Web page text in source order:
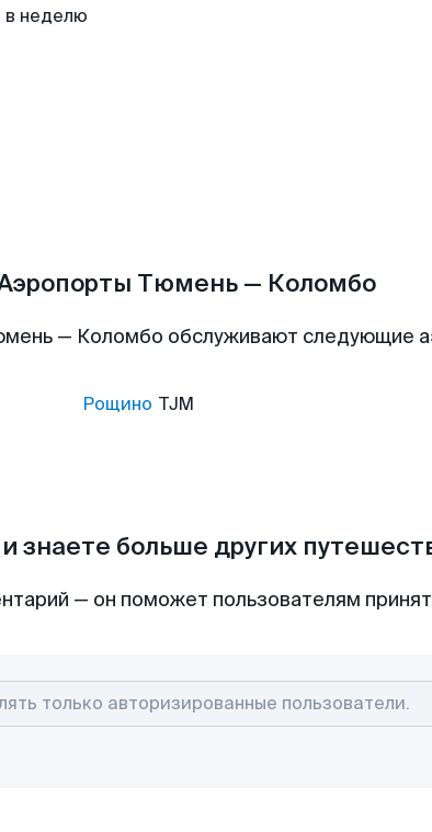
неделю
Тюмень — Коломбо
— Коломбо обслуживают следующие
Рощино TJM
знаете больше других
— он поможет пользователям